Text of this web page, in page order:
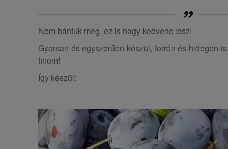
Nem bántuk meg, ez is nagy kedvenc lesz!
Gyorsan és egyszerűen készül, forrón és hidegen
finom!
Így készül: